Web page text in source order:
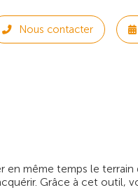
Nous contacter
même temps le
Grâce à cet outil,